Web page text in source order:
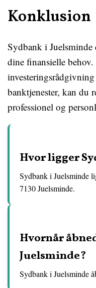
Konklusion
Sydbank i
dine finansielle
banktjenester, kan du
professionel og
Hvor ligger
Sydbank i Juelsminde
7130 Juelsminde.
Hvornår
Juelsminde?
Sydbank i Juelsminde